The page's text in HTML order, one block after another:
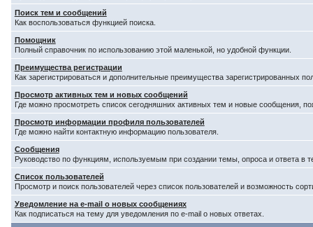
Поиск тем и сообщений
Как воспользоваться функцией поиска.
Помощник
Полный справочник по использованию этой маленькой, но удобной функции.
Преимущества регистрации
Как зарегистрироваться и дополнительные преимущества зарегистрированных
Просмотр активных тем и новых сообщений
Где можно просмотреть список сегодняшних активных тем и новые сообщения,
Просмотр информации профиля пользователей
Где можно найти контактную информацию пользователя.
Сообщения
Руководство по функциям, используемым при создании темы, опроса и ответа в
Список пользователей
Просмотр и поиск пользователей через список пользователей и возможность
Уведомление на e-mail о новых сообщениях
Как подписаться на тему для уведомления по e-mail о новых ответах.